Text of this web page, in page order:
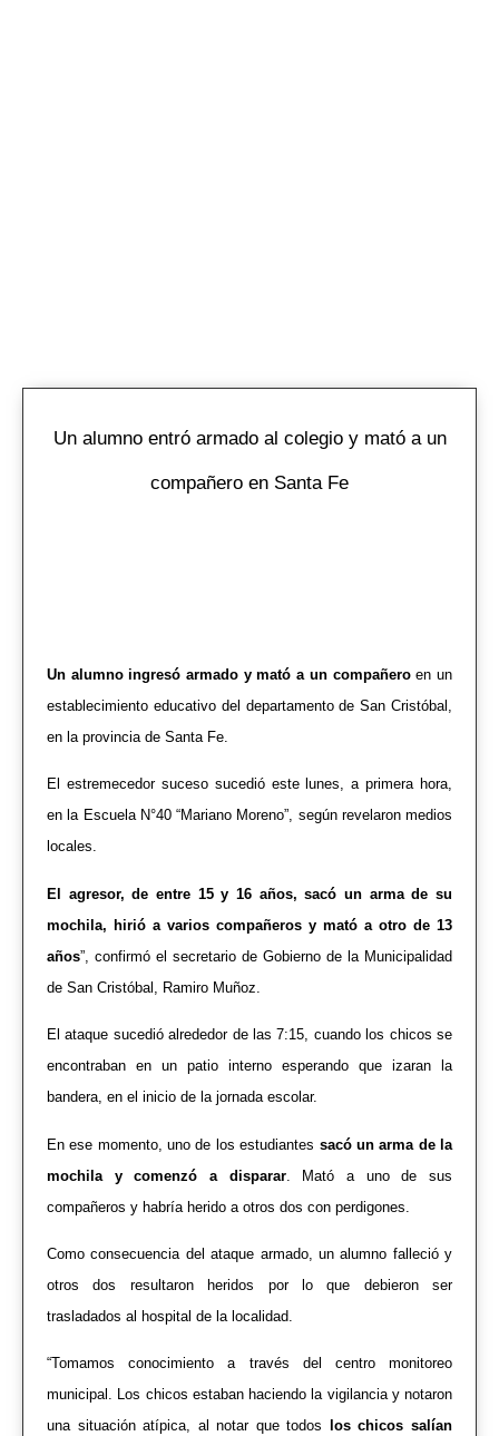
Un alumno entró armado al colegio y mató a un
compañero en Santa Fe
Un alumno ingresó armado y mató a un compañeroen un
establecimiento educativo del departamento de San Cristóbal,
en la provincia de Santa Fe.
El estremecedor suceso sucedió este lunes, a primera hora,
en la Escuela N°40 “Mariano Moreno”, según revelaron medios
locales.
El agresor, de entre 15 y 16 años, sacó un arma de su
mochila, hirió a varios compañeros y mató a otro de 13
años”, confirmó el secretario de Gobierno de la Municipalidad
de San Cristóbal, Ramiro Muñoz.
El ataque sucedió alrededor de las 7:15, cuando los chicos se
encontraban en un patio interno esperando que izaran la
bandera, en el inicio de la jornada escolar.
En ese momento, uno de los estudiantes sacó un arma de la
mochila y comenzó a disparar. Mató a uno de sus
compañeros y habría herido a otros dos con perdigones.
Como consecuencia del ataque armado, un alumno falleció y
otros dos resultaron heridos por lo que debieron ser
trasladados al hospital de la localidad.
“Tomamos conocimiento a través del centro monitoreo
municipal. Los chicos estaban haciendo la vigilancia y notaron
una situación atípica, al notar que todos los chicos salían